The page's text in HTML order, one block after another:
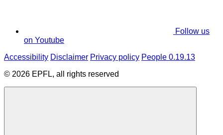
Follow us
on Youtube
Accessibility Disclaimer Privacy policy People 0.19.13
© 2026 EPFL, all rights reserved